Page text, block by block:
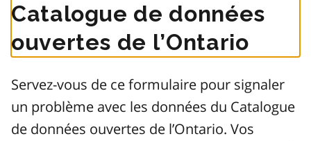
Catalogue de données
ouvertes de l’Ontario
Servez-vous de ce formulaire pour signaler
un problème avec les données du Catalogue
de données ouvertes de l’Ontario. Vos